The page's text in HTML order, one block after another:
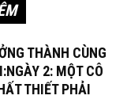
THÀNH CÙNG
2: MỘT CÔ
THIẾT PHẢI